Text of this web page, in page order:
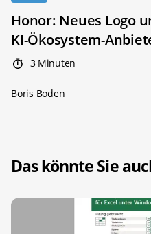
Honor: Neues Logo
KI-Ökosystem-
3 Minuten
Boris Boden
Das könnte Sie